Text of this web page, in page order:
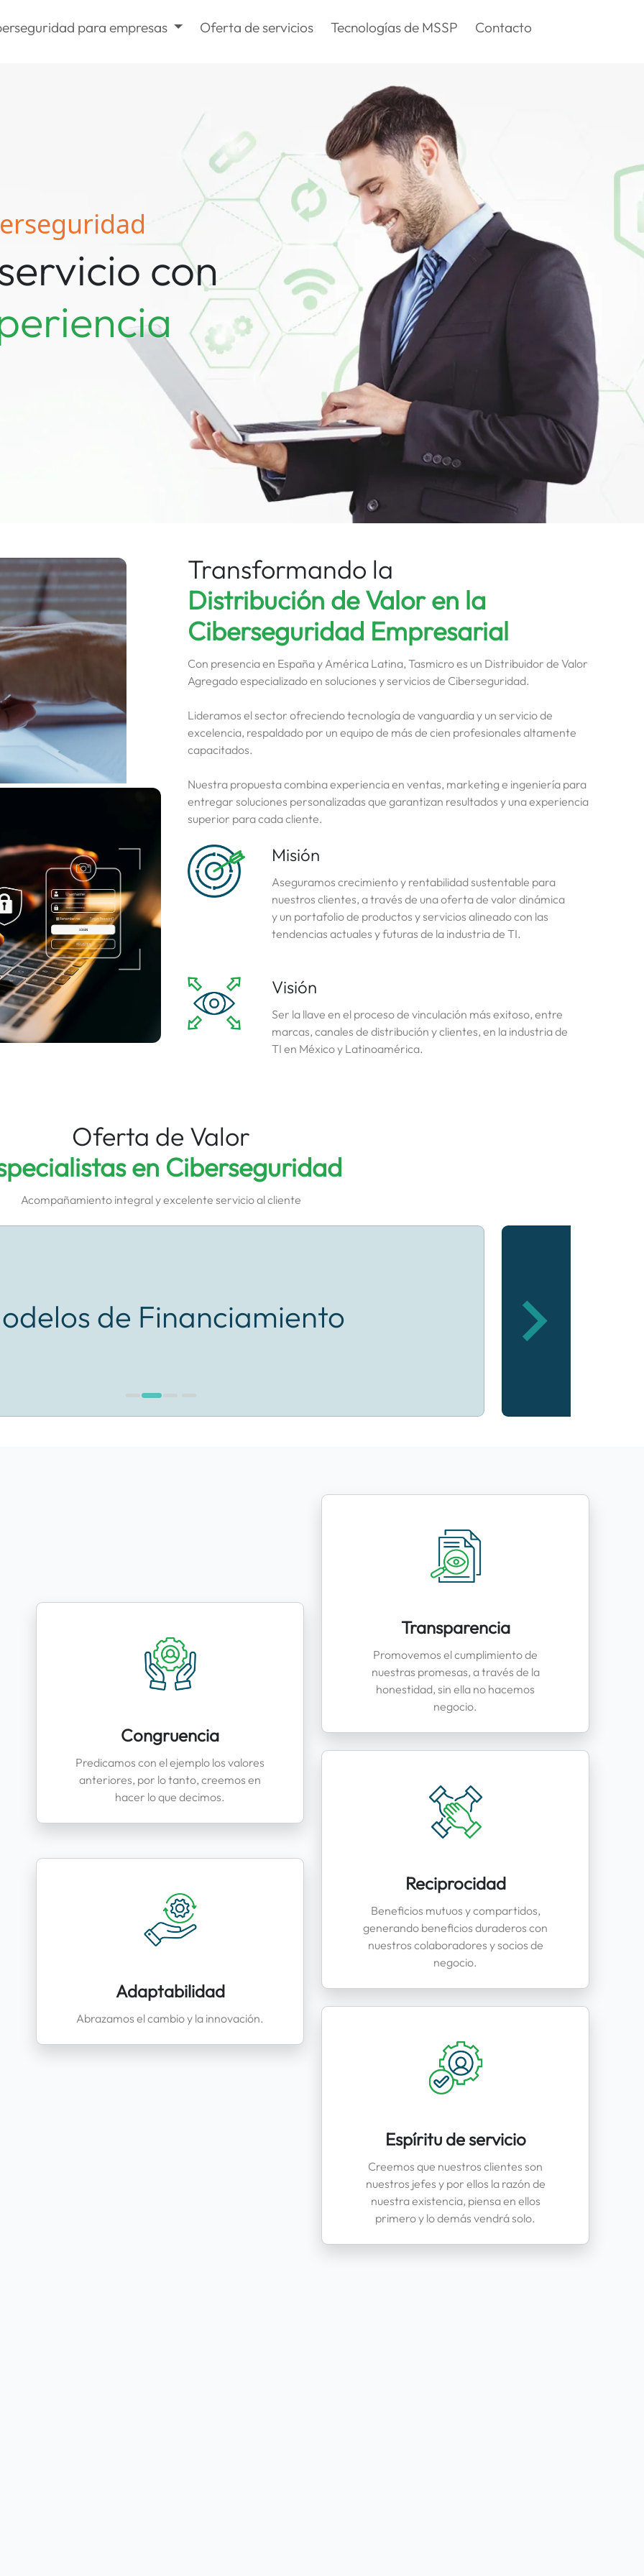
para empresas Oferta de servicios Tecnologías de MSSP Contacto
con
Transformando la
Distribución de Valor en la
Ciberseguridad Empresarial
Con presencia en España y América Latina, Tasmicro es un Distribuidor de Valor
Agregado especializado en soluciones y servicios de Ciberseguridad.
Lideramos el sector ofreciendo tecnología de vanguardia y un servicio de
excelencia, respaldado por un equipo de más de cien profesionales altamente
capacitados.
Nuestra propuesta combina experiencia en ventas, marketing e ingeniería para
entregar soluciones personalizadas que garantizan resultados y una experiencia
superior para cada cliente.
Misión
Aseguramos crecimiento y rentabilidad sustentable para
nuestros clientes, a través de una oferta de valor dinámica
y un portafolio de productos y servicios alineado con las
tendencias actuales y futuras de la industria de TI.
Visión
Ser la llave en el proceso de vinculación más exitoso, entre
marcas, canales de distribución y clientes, en la industria de
TI en México y Latinoamérica.
Oferta de Valor
en Ciberseguridad
Acompañamiento integral y excelente servicio al cliente
de Financiamiento
Transparencia
Promovemos el cumplimiento de
nuestras promesas, a través de la
honestidad, sin ella no hacemos
negocio.
Congruencia
Predicamos con el ejemplo los valores
anteriores, por lo tanto, creemos en
hacer lo que decimos.
Reciprocidad
Beneficios mutuos y compartidos,
generando beneficios duraderos con
nuestros colaboradores y socios de
negocio.
Adaptabilidad
Abrazamos el cambio y la innovación.
Espíritu de servicio
Creemos que nuestros clientes son
nuestros jefes y por ellos la razón de
nuestra existencia, piensa en ellos
primero y lo demás vendrá solo.